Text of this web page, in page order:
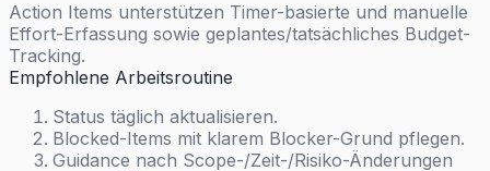
Action Items unterstützen Timer-basierte und manuelle
Effort-Erfassung sowie geplantes/tatsächliches Budget-
Tracking.
Empfohlene Arbeitsroutine
Status täglich aktualisieren.
Blocked-Items mit klarem Blocker-Grund pflegen.
Guidance nach Scope-/Zeit-/Risiko-Änderungen